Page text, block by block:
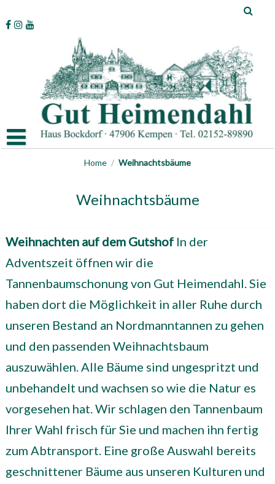
to
content
Home / Weihnachtsbäume
Weihnachtsbäume
Weihnachten auf dem Gutshof In der
Adventszeit öffnen wir die
Tannenbaumschonung von Gut Heimendahl. Sie
haben dort die Möglichkeit in aller Ruhe durch
unseren Bestand an Nordmanntannen zu gehen
und den passenden Weihnachtsbaum
auszuwählen. Alle Bäume sind ungespritzt und
unbehandelt und wachsen so wie die Natur es
vorgesehen hat. Wir schlagen den Tannenbaum
Ihrer Wahl frisch für Sie und machen ihn fertig
zum Abtransport. Eine große Auswahl bereits
geschnittener Bäume aus unseren Kulturen und